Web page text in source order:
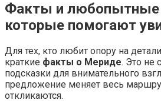
Факты и любопытные
которые помогают
Для тех, кто любит опору на
краткие факты о Мериде. Это не
подсказки для внимательного
предложение меняет весь
откликаются.